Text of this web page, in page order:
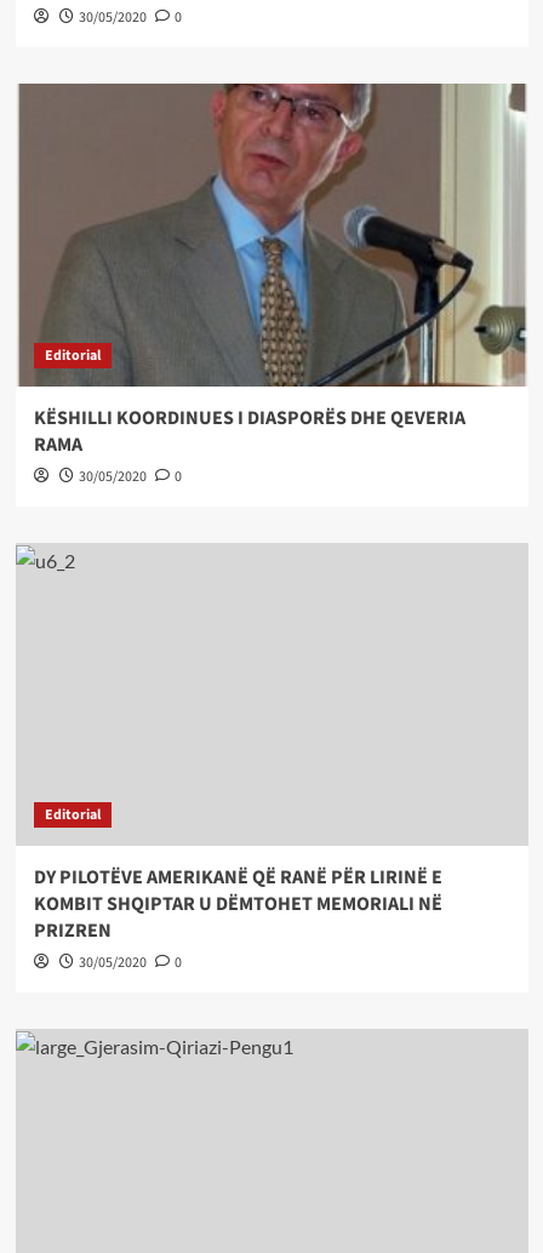
30/05/2020 0
Editorial
KËSHILLI KOORDINUES I DIASPORËS DHE QEVERIA
RAMA
30/05/2020 0
Editorial
DY PILOTËVE AMERIKANË QË RANË PËR LIRINË E
KOMBIT SHQIPTAR U DËMTOHET MEMORIALI NË
PRIZREN
30/05/2020 0